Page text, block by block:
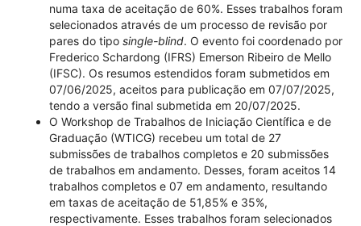
numa taxa de aceitação de 60%. Esses trabalhos foram
selecionados através de um processo de revisão por
pares do tipo single-blind. O evento foi coordenado por
Frederico Schardong (IFRS) Emerson Ribeiro de Mello
(IFSC). Os resumos estendidos foram submetidos em
07/06/2025, aceitos para publicação em 07/07/2025,
tendo a versão final submetida em 20/07/2025.
O Workshop de Trabalhos de Iniciação Científica e de
Graduação (WTICG) recebeu um total de 27
submissões de trabalhos completos e 20 submissões
de trabalhos em andamento. Desses, foram aceitos 14
trabalhos completos e 07 em andamento, resultando
em taxas de aceitação de 51,85% e 35%,
respectivamente. Esses trabalhos foram selecionados